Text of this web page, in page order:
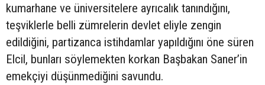
kumarhane ve üniversitelere ayrıcalık tanındığını,
teşviklerle belli zümrelerin devlet eliyle zengin
edildiğini, partizanca istihdamlar yapıldığını öne süren
Elcil, bunları söylemekten korkan Başbakan Saner’in
emekçiyi düşünmediğini savundu.